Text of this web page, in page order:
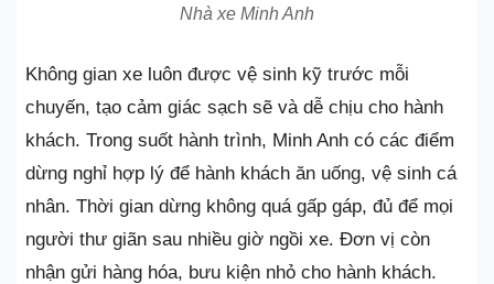
Nhà xe Minh Anh
Không gian xe luôn được vệ sinh kỹ trước mỗi
chuyến, tạo cảm giác sạch sẽ và dễ chịu cho hành
khách. Trong suốt hành trình, Minh Anh có các điểm
dừng nghỉ hợp lý để hành khách ăn uống, vệ sinh cá
nhân. Thời gian dừng không quá gấp gáp, đủ để mọi
người thư giãn sau nhiều giờ ngồi xe. Đơn vị còn
nhận gửi hàng hóa, bưu kiện nhỏ cho hành khách.